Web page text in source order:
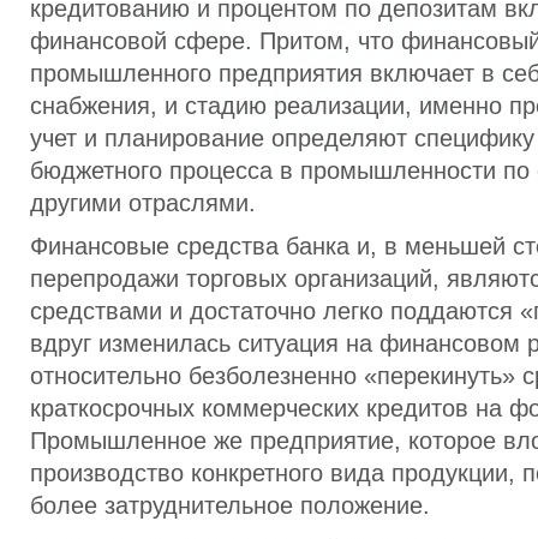
кредитованию и процентом по депозитам
финансовой сфере. Притом, что
промышленного предприятия включает в
снабжения, и стадию реализации, именно
учет и планирование определяют
бюджетного процесса в промышленности по
другими отраслями.
Финансовые средства банка и, в меньшей
перепродажи торговых организаций,
средствами и достаточно легко поддаются
вдруг изменилась ситуация на финансовом
относительно безболезненно «перекинуть»
краткосрочных коммерческих кредитов на
Промышленное же предприятие, которое
производство конкретного вида продукции,
более затруднительное положение.